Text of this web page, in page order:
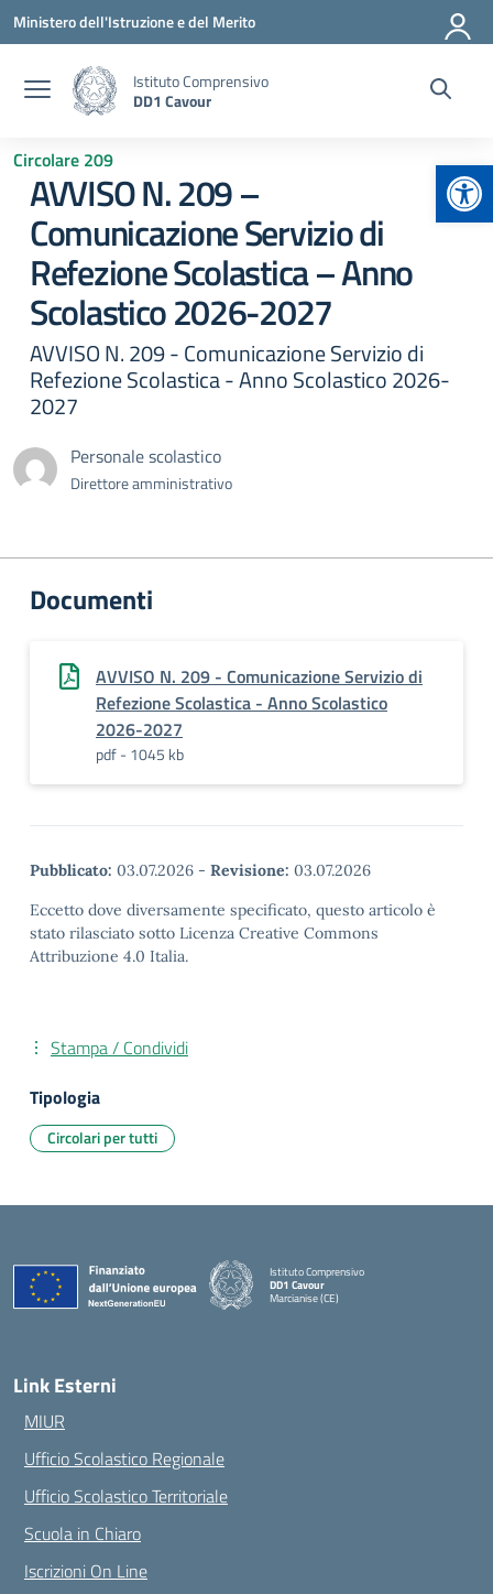
Vai ai contenuti
Vai al menu di navigazione
Vai al footer
Ministero dell'Istruzione e del Merito
Istituto Comprensivo
DD1 Cavour
Circolare 209
AVVISO N. 209 –
Comunicazione Servizio di
Refezione Scolastica – Anno
Scolastico 2026-2027
AVVISO N. 209 - Comunicazione Servizio di
Refezione Scolastica - Anno Scolastico 2026-
2027
Personale scolastico
Direttore amministrativo
Documenti
AVVISO N. 209 - Comunicazione Servizio di
Refezione Scolastica - Anno Scolastico
2026-2027
pdf - 1045 kb
Pubblicato: 03.07.2026 - Revisione: 03.07.2026
Eccetto dove diversamente specificato, questo articolo è
stato rilasciato sotto Licenza Creative Commons
Attribuzione 4.0 Italia.
Stampa / Condividi
Tipologia
Circolari per tutti
Istituto Comprensivo
DD1 Cavour
Marcianise (CE)
Link Esterni
MIUR
Ufficio Scolastico Regionale
Ufficio Scolastico Territoriale
Scuola in Chiaro
Iscrizioni On Line